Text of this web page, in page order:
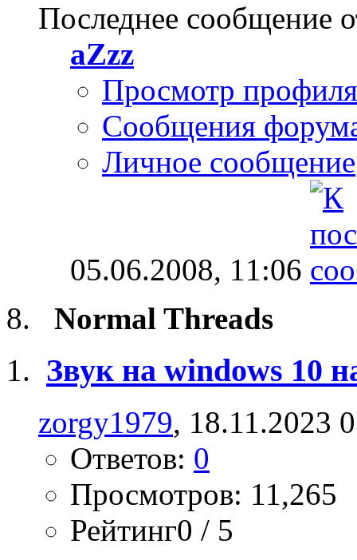
Последнее сообщение
aZzz
Просмотр профиля
Сообщения
Личное сообщение
05.06.2008, 11:06
Normal Threads
Звук на windows 10
zorgy1979, 18.11.2023
Ответов: 0
Просмотров: 11,265
Рейтинг0 / 5